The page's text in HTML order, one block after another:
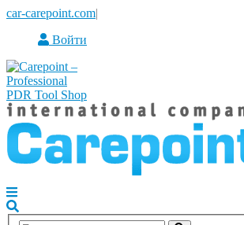
car-carepoint.com|
Войти